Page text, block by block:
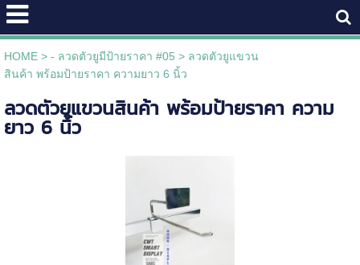
HOME> - ลวดตัวยูมีป้ายราคา #05 > ลวดตัวยูแขวน
สินค้า พร้อมป้ายราคา ความยาว 6 นิ้ว
ลวดตัวยูแขวนสินค้า พร้อมป้ายราคา ความ
ยาว 6 นิ้ว